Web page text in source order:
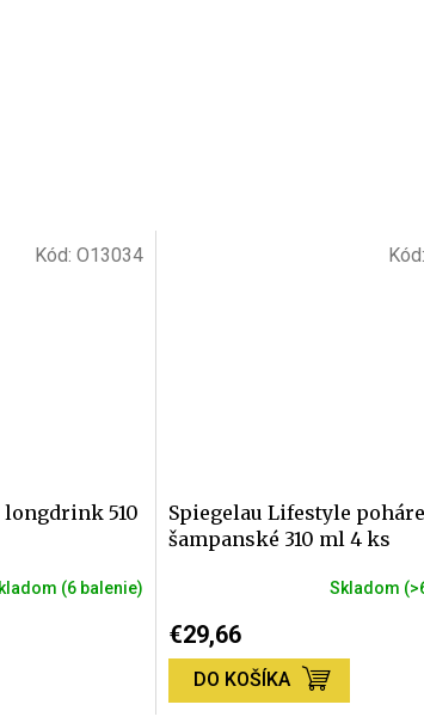
longdrink 510
(6 balenie)
Kód: O13034
Spiegelau Lifestyle
šampanské 310 ml 4 ks
Skladom
€29,66
DO KOŠÍKA